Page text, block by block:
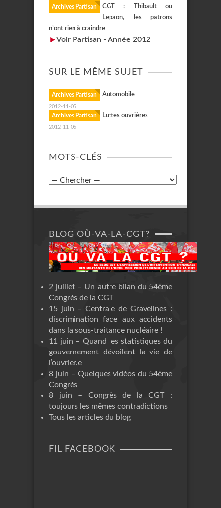
Archives Partisan
CGT : Thibault ou
Lepaon, les patrons
n’ont rien à craindre
Voir Partisan - Année 2012
SUR LE MÊME SUJET
Archives Partisan Automobile
2012-11-05
Archives Partisan Luttes ouvrières
2012-11-05
MOTS-CLÉS
BLOG OÙ-VA-LA-CGT?
2 juillet – Un autre bilan du 54ème
Congrès de la CGT
15 juin – Centrale de Gravelines :
discrimination face aux accidents
dans la sous-traitance nucléaire !
11 juin – Quand les statistiques du
gouvernement dévoilent la vie de
l’ouvrier.e
8 juin – Quelques vidéos du 54ème
Congrès
8 juin – Congrès de la CGT :
toujours les mêmes contradictions
Tous les articles du blog
FIL FACEBOOK